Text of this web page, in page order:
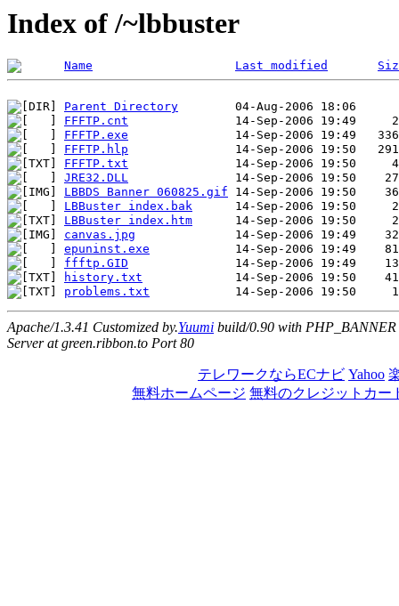
Index of /~lbbuster
Name Last modified
Parent Directory
FFFTP.cnt
FFFTP.exe
FFFTP.hlp
FFFTP.txt
JRE32.DLL
LBBDS Banner 060825.gif
LBBuster index.bak
LBBuster index.htm
canvas.jpg
epuninst.exe
ffftp.GID
history.txt
problems.txt
Apache/1.3.41 Customized by.Yuumi build/0.90 with PHP_BANNER
Server at green.ribbon.to Port 80
テレワークならECナビ Yahoo
無料ホームページ 無料のクレジットカー